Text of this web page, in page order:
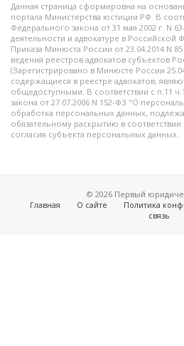
Данная страница сформировна на
портала Министерства юстиции РФ. В
Федерального закона от 31 мая 2002 г. N
деятельности и адвокатуре в Российской
Приказа Минюста России от 23.04.2014 N
ведения реестров адвокатов субъектов
(Зарегистрировано в Минюсте России
содержащиеся в реестре адвокатов,
общедоступными. В соответствии с п.11
закона от 27.07.2006 N 152-ФЗ "О
обработка персональных данных,
обязательному раскрытию в
согласия субъекта персональных данных.
© 2026 Первый
Главная
О сайте Политика
связь